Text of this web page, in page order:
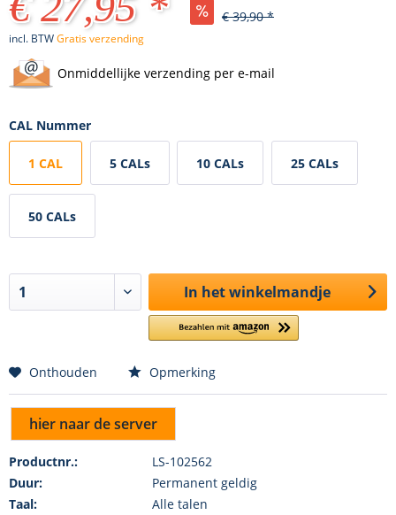
€ 39,90 *
incl. BTWGratis verzending
Onmiddellijke verzending per e-mail
CAL Nummer
1 CAL 5 CALs 10 CALs 25 CALs
50 CALs
In het winkelmandje
Onthouden Opmerking
hier naar de server
Productnr.:
LS-102562
Duur:
Permanent geldig
Taal:
Alle talen